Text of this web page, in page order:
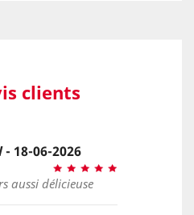
clients
- 18-06-2026
aussi délicieuse